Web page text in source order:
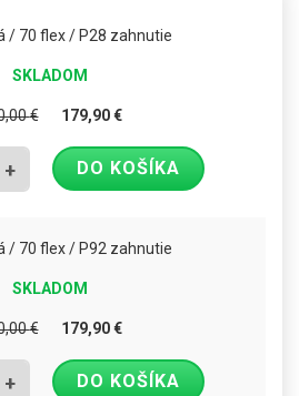
/ 70 flex / P28 zahnutie
SKLADOM
€ 179,90€
+ DO KOŠÍKA
/ 70 flex / P92 zahnutie
SKLADOM
€ 179,90€
+ DO KOŠÍKA